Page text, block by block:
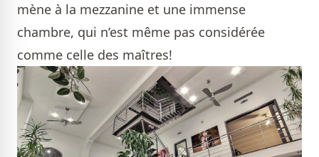
mène à la mezzanine et une immense
chambre, qui n’est même pas considérée
comme celle des maîtres!